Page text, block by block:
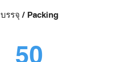
บรรจุ / Packing
50